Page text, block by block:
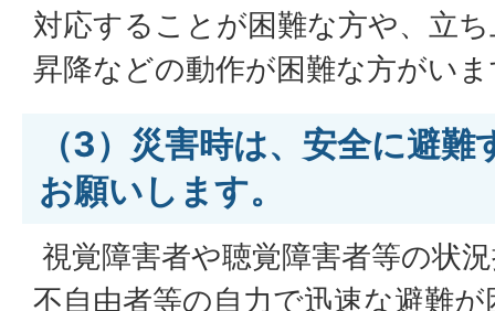
対応することが困難な方や、立
昇降などの動作が困難な方がい
（3）災害時は、安全に避
お願いします。
視覚障害者や聴覚障害者等の状
不自由者等の自力で迅速な避難